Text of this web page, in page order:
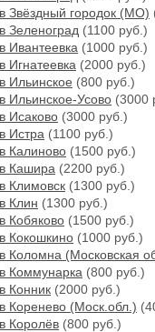
Звёздный городок (МО)
Зеленоград (1100 руб.)
Ивантеевка (1000 руб.)
Игнатеевка (2000 руб.)
Ильинское (800 руб.)
Ильинское-Усово (3000
Исаково (3000 руб.)
Истра (1100 руб.)
Калиново (1500 руб.)
Кашира (2200 руб.)
Климовск (1300 руб.)
Клин (1300 руб.)
Кобяково (1500 руб.)
Кокошкино (1000 руб.)
Коломна (Московская
Коммунарка (800 руб.)
Конник (2000 руб.)
Коренево (Моск.обл.)
Королёв (800 руб.)